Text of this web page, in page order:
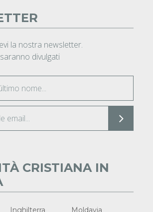
la nostra newsletter.
divulgati
CRISTIANA IN
Inghilterra Moldavia